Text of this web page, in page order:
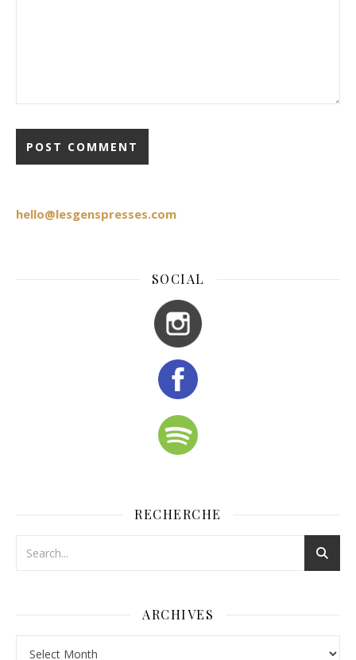
hello@lesgenspresses.com
SOCIAL
RECHERCHE
ARCHIVES